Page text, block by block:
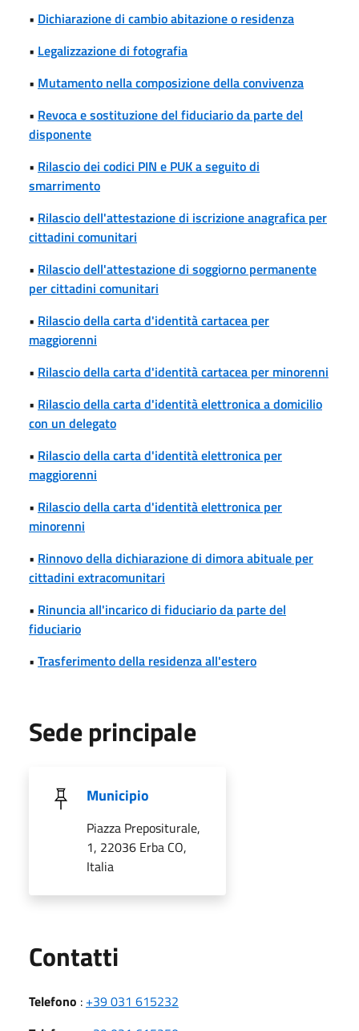
• Dichiarazione di cambio abitazione o residenza
• Legalizzazione di fotografia
• Mutamento nella composizione della convivenza
• Revoca e sostituzione del fiduciario da parte del
disponente
• Rilascio dei codici PIN e PUK a seguito di
smarrimento
• Rilascio dell'attestazione di iscrizione anagrafica per
cittadini comunitari
• Rilascio dell'attestazione di soggiorno permanente
per cittadini comunitari
• Rilascio della carta d'identità cartacea per
maggiorenni
• Rilascio della carta d'identità cartacea per minorenni
• Rilascio della carta d'identità elettronica a domicilio
con un delegato
• Rilascio della carta d'identità elettronica per
maggiorenni
• Rilascio della carta d'identità elettronica per
minorenni
• Rinnovo della dichiarazione di dimora abituale per
cittadini extracomunitari
• Rinuncia all'incarico di fiduciario da parte del
fiduciario
• Trasferimento della residenza all'estero
Sede principale
Municipio
Piazza Prepositurale,
1, 22036 Erba CO,
Italia
Contatti
Telefono : +39 031 615232